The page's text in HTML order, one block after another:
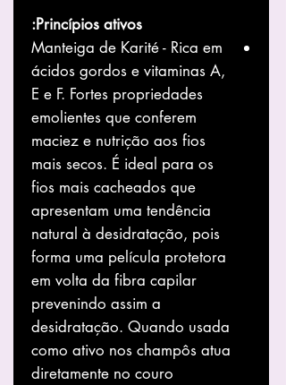
Princípios ativos:
Manteiga de Karité - Rica em
ácidos gordos e vitaminas A,
E e F. Fortes propriedades
emolientes que conferem
maciez e nutrição aos fios
mais secos. É ideal para os
fios mais cacheados que
apresentam uma tendência
natural à desidratação, pois
forma uma película protetora
em volta da fibra capilar
prevenindo assim a
desidratação. Quando usada
como ativo nos champôs atua
diretamente no couro